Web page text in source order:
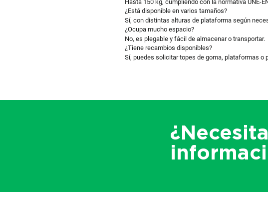
Hasta 150 kg, cumpliendo con la normativa UNE-
¿Está disponible en varios tamaños?
Sí, con distintas alturas de plataforma según
¿Ocupa mucho espacio?
No, es plegable y fácil de almacenar o transportar.
¿Tiene recambios disponibles?
Sí, puedes solicitar topes de goma, plataformas o